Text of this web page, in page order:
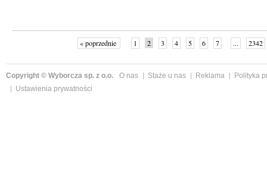
« poprzednie 1 2 3 4 5 6 7 ... 2342
Copyright © Wyborcza sp. z o.o. O nas Staże u nas Reklama
Polityka
Ustawienia prywatności